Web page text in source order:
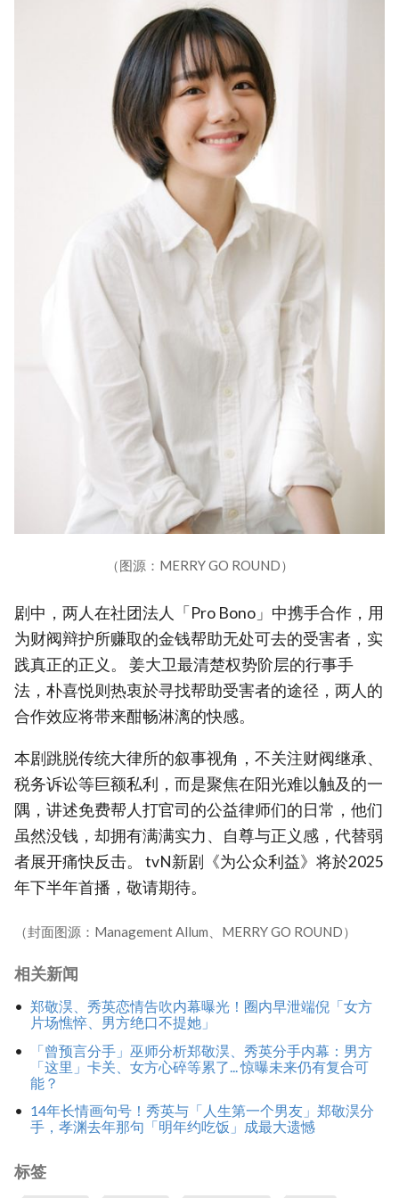
（图源：MERRY GO ROUND）
剧中，两人在社团法人「Pro Bono」中携手合作，用
为财阀辩护所赚取的金钱帮助无处可去的受害者，实
践真正的正义。 姜大卫最清楚权势阶层的行事手
法，朴喜悦则热衷於寻找帮助受害者的途径，两人的
合作效应将带来酣畅淋漓的快感。
本剧跳脱传统大律所的叙事视角，不关注财阀继承、
税务诉讼等巨额私利，而是聚焦在阳光难以触及的一
隅，讲述免费帮人打官司的公益律师们的日常，他们
虽然没钱，却拥有满满实力、自尊与正义感，代替弱
者展开痛快反击。 tvN新剧《为公众利益》将於2025
年下半年首播，敬请期待。
（封面图源：Management Allum、MERRY GO ROUND）
相关新闻
郑敬淏、秀英恋情告吹内幕曝光！圈内早泄端倪「女方
片场憔悴、男方绝口不提她」
「曾预言分手」巫师分析郑敬淏、秀英分手内幕：男方
「这里」卡关、女方心碎等累了... 惊曝未来仍有复合可
能？
14年长情画句号！秀英与「人生第一个男友」郑敬淏分
手，孝渊去年那句「明年约吃饭」成最大遗憾
标签